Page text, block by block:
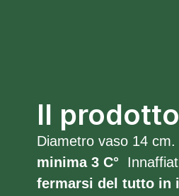
Il prodotto
Diametro vaso 14
minima 3 C°
fermarsi del tutto in